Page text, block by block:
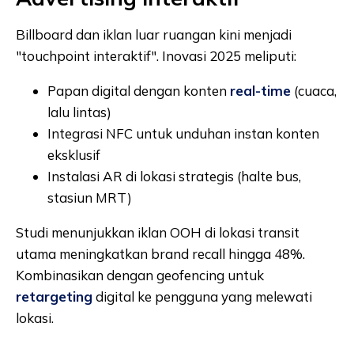
Billboard dan iklan luar ruangan kini menjadi
"touchpoint interaktif". Inovasi 2025 meliputi:
Papan digital dengan konten real-time (cuaca,
lalu lintas)
Integrasi NFC untuk unduhan instan konten
eksklusif
Instalasi AR di lokasi strategis (halte bus,
stasiun MRT)
Studi menunjukkan iklan OOH di lokasi transit
utama meningkatkan brand recall hingga 48%.
Kombinasikan dengan geofencing untuk
retargeting digital ke pengguna yang melewati
lokasi.